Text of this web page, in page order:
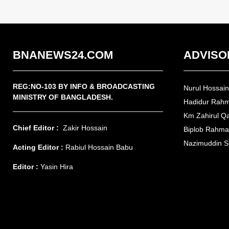
BNANEWS24.COM
REG:NO-103 BY INFO & BROADCASTING
MINISTRY OF BANGLADESH.
Chief Editor : Zakir Hossain
Acting Editor : Rabiul Hossain Babu
Editor : Yasin Hira
Nurul
Hadidur
Km Zahirul
Biplob
Nazimuddin